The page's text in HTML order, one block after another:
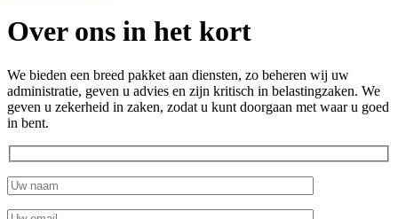
Over ons in het kort
We bieden een breed pakket aan diensten, zo beheren wij uw
administratie, geven u advies en zijn kritisch in belastingzaken. We
geven u zekerheid in zaken, zodat u kunt doorgaan met waar u goed
in bent.